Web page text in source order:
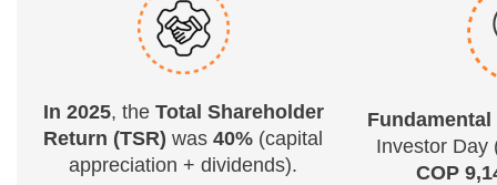
In 2025, the Total Shareholder
Return (TSR) was 40% (capital
appreciation + dividends).
Fundamental
Investor Day
COP